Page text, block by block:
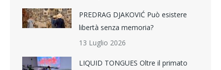
PREDRAG DJAKOVIĆ Può esistere
libertà senza memoria?
13 Luglio 2026
LIQUID TONGUES Oltre il primato